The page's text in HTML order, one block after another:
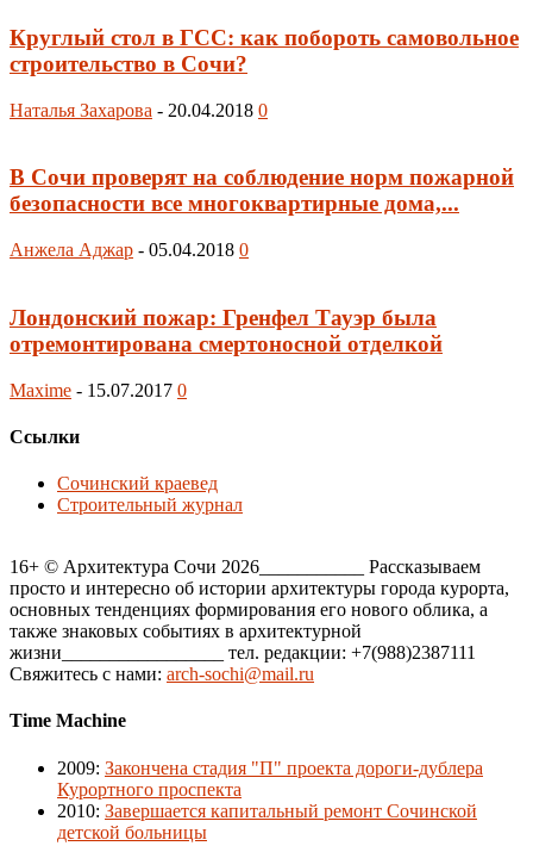
Круглый стол в ГСС: как побороть самовольное
строительство в Сочи?
Наталья Захарова - 20.04.2018 0
В Сочи проверят на соблюдение норм пожарной
безопасности все многоквартирные дома,...
Анжела Аджар - 05.04.2018 0
Лондонский пожар: Гренфел Тауэр была
отремонтирована смертоносной отделкой
Maxime - 15.07.2017 0
Ссылки
Сочинский краевед
Строительный журнал
16+ © Архитектура Сочи 2026___________ Рассказываем
просто и интересно об истории архитектуры города курорта,
основных тенденциях формирования его нового облика, а
также знаковых событиях в архитектурной
жизни_________________ тел. редакции: +7(988)2387111
Свяжитесь с нами: arch-sochi@mail.ru
Time Machine
2009: Закончена стадия "П" проекта дороги-дублера
Курортного проспекта
2010: Завершается капитальный ремонт Сочинской
детской больницы